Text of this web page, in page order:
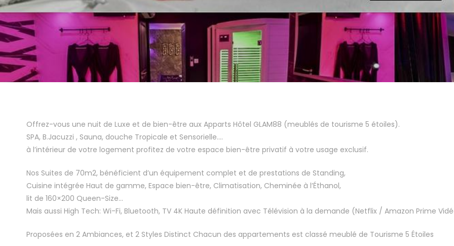
Offrez-vous une nuit de Luxe et de bien-être aux Apparts Hôtel GLAM88 (meublés de tourisme 5 étoiles).
SPA, B.Jacuzzi , Sauna, douche Tropicale et Sensorielle….
à l’intérieur de votre logement profitez de votre espace bien-être privatif à votre usage exclusif.
Nos Suites de 70m2, bénéficient d’un équipement complet et de prestations de Standing,
Cuisine intégrée Haut de gamme, Espace bien-être, Climatisation, Cheminée à l’Éthanol,
lit de 160×200 Queen-Size…
Mais aussi High Tech: Wi-Fi, Bluetooth, TV 4K Haute définition avec Télévision à la demande (Netflix / Amazon Prime
Proposées en 2 Ambiances, et 2 Styles Distinct Chacun des appartements est classé meublé de Tourisme 5 Étoiles